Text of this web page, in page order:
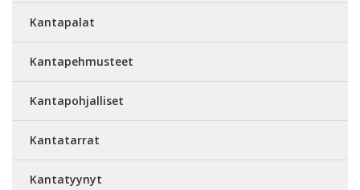
Kantapalat
Kantapehmusteet
Kantapohjalliset
Kantatarrat
Kantatyynyt